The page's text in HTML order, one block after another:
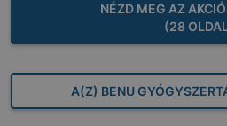
NÉZD MEG AZ
(28
A(Z) BENU